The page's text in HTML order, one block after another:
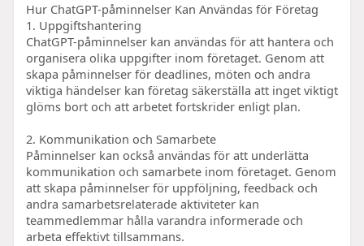
Hur ChatGPT-påminnelser Kan Användas för Företag
1. Uppgiftshantering
ChatGPT-påminnelser kan användas för att hantera och
organisera olika uppgifter inom företaget. Genom att
skapa påminnelser för deadlines, möten och andra
viktiga händelser kan företag säkerställa att inget viktigt
glöms bort och att arbetet fortskrider enligt plan.
2. Kommunikation och Samarbete
Påminnelser kan också användas för att underlätta
kommunikation och samarbete inom företaget. Genom
att skapa påminnelser för uppföljning, feedback och
andra samarbetsrelaterade aktiviteter kan
teammedlemmar hålla varandra informerade och
arbeta effektivt tillsammans.